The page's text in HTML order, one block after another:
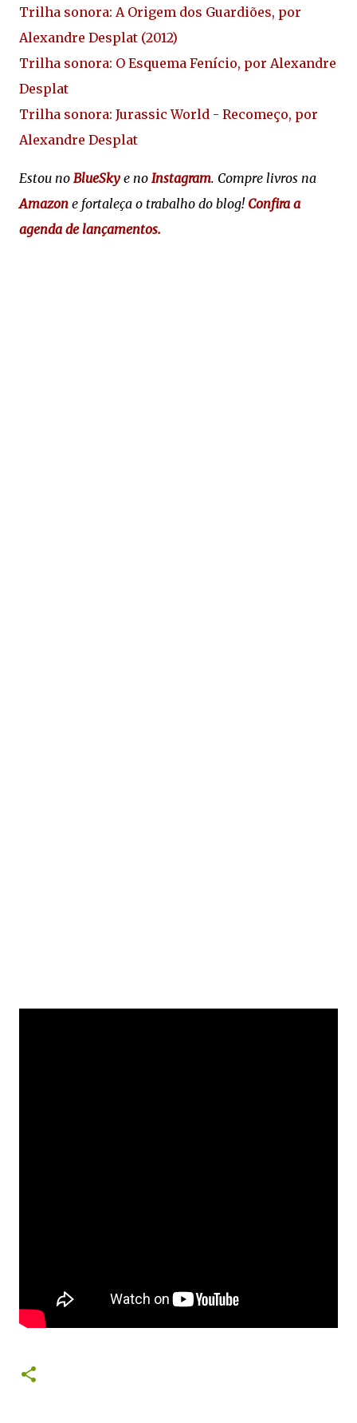
Trilha sonora: A Origem dos Guardiões, por
Alexandre Desplat (2012)
Trilha sonora: O Esquema Fenício, por Alexandre
Desplat
Trilha sonora: Jurassic World - Recomeço, por
Alexandre Desplat
Estou no BlueSky e no Instagram. Compre livros na
Amazon e fortaleça o trabalho do blog! Confira a
agenda de lançamentos.